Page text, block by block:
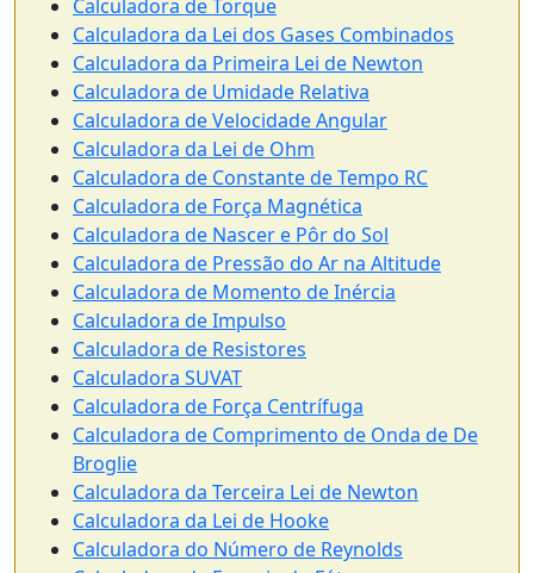
Calculadora de Torque
Calculadora da Lei dos Gases Combinados
Calculadora da Primeira Lei de Newton
Calculadora de Umidade Relativa
Calculadora de Velocidade Angular
Calculadora da Lei de Ohm
Calculadora de Constante de Tempo RC
Calculadora de Força Magnética
Calculadora de Nascer e Pôr do Sol
Calculadora de Pressão do Ar na Altitude
Calculadora de Momento de Inércia
Calculadora de Impulso
Calculadora de Resistores
Calculadora SUVAT
Calculadora de Força Centrífuga
Calculadora de Comprimento de Onda de De
Broglie
Calculadora da Terceira Lei de Newton
Calculadora da Lei de Hooke
Calculadora do Número de Reynolds